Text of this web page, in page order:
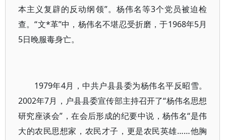
本主义复辟的反动纲领”。杨伟名等3个党员被迫检
查。“文*革”中，杨伟名不堪忍受折磨，于1968年5月
5日晚服毒身亡。
1979年4月，中共户县县委为杨伟名平反昭雪。
2002年7月，户县县委宣传部主持召开了“杨伟名思想
研究座谈会”，在会后形成的纪要中说，杨伟名“是伟
大的农民思想家，农民才子，更是农民英雄……他胸